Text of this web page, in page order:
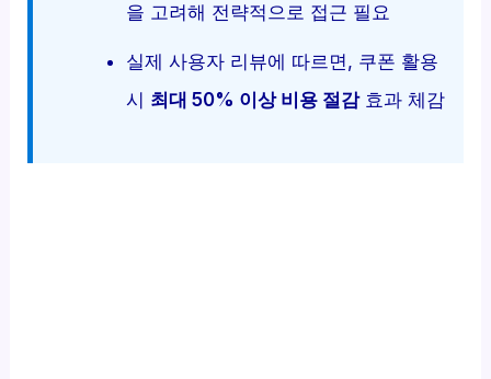
을 고려해 전략적으로 접근 필요
실제 사용자 리뷰에 따르면, 쿠폰 활용
시 최대 50% 이상 비용 절감효과 체감